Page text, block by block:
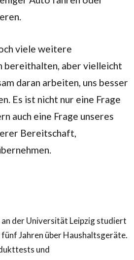
viele weitere
bereithalten, aber vielleicht
daran arbeiten, uns besser
Es ist nicht nur eine Frage
auch eine Frage unseres
Bereitschaft,
der Universität Leipzig studiert
Jahren über Haushaltsgeräte.
und